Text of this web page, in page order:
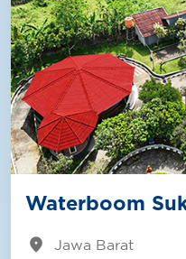
Waterboom
location_on Jawa Barat